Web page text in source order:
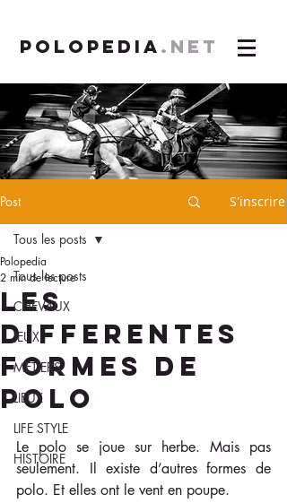
POLOPEDIA .NET
Post S'inscrire
Tous les posts
CHEVAUX
JEUX
METIERS
LIEUX
LIFE STYLE
HISTOIRE
Tous les posts
LES
DIFFERENTES
FORMES DE
POLO
Polopedia
2 min de lecture
Le polo se joue sur herbe. Mais pas
seulement. Il existe d’autres formes de
polo. Et elles ont le vent en poupe.